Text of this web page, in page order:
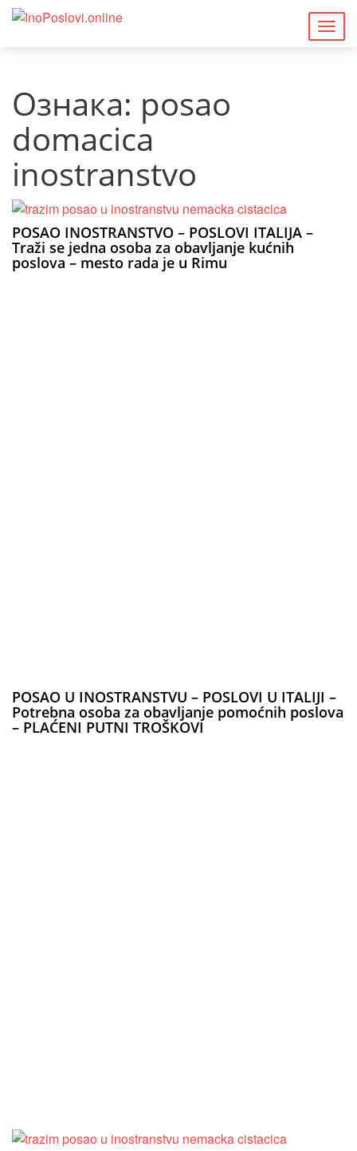
Ознака: posao
domacica
inostranstvo
POSAO INOSTRANSTVO – POSLOVI ITALIJA –
Traži se jedna osoba za obavljanje kućnih
poslova – mesto rada je u Rimu
POSAO U INOSTRANSTVU – POSLOVI U ITALIJI –
Potrebna osoba za obavljanje pomoćnih poslova
– PLAĆENI PUTNI TROŠKOVI